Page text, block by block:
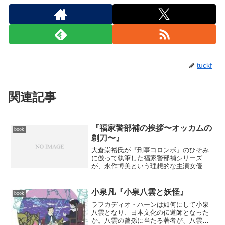
tuckf
関連記事
book
『福家警部補の挨拶〜オッカムの
剃刀〜』
大倉崇裕氏が『刑事コロンボ』のひそみ
に倣って執筆した福家警部補シリーズ
が、永作博美という理想的な主演女優を
かに楽しみにしてました。 そもそも非
常に丁寧な倒叙推理に仕上が...
book 小泉凡『小泉八雲と妖怪』
ラフカディオ・ハーンは如何にして小泉
八雲となり、日本文化の伝道師となった
か。八雲の曾孫に当たる著者が、八雲自